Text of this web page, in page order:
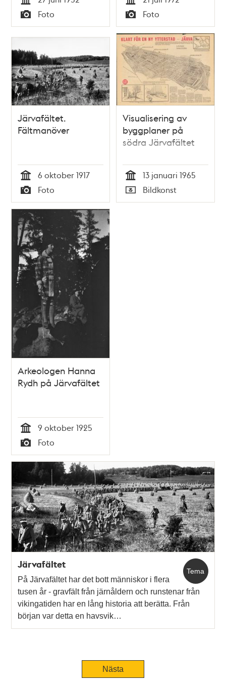
Tid
Typ
Foto Tid
Typ
Foto
Järvafältet.
Fältmanöver
Tid
6 oktober 1917
Typ
Foto
Visualisering av
byggplaner på
södra Järvafältet
Tid
13 januari 1965
Typ
Bildkonst
Arkeologen Hanna
Rydh på Järvafältet
Tid
9 oktober 1925
Typ
Foto
Tema
Järvafältet
På Järvafältet har det bott människor i flera
tusen år - gravfält från järnåldern och runstenar från
vikingatiden har en lång historia att berätta. Från
början var detta en havsvik…
Nästa